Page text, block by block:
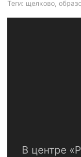
Теги: щелково,
В центре